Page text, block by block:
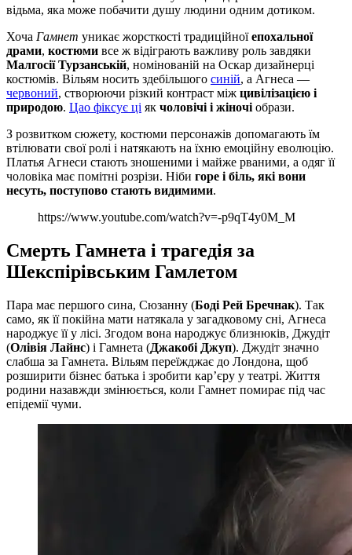
відьма, яка може побачити душу людини одним дотиком.
Хоча Гамнет уникає жорсткості традиційноїепохальної
драми, костюми все ж відіграють важливу роль завдяки
Малгосії Турзанській, номінованій на Оскар дизайнерці
костюмів. Вільям носить здебільшого синій, а Агнеса —
червоний, створюючи різкий контраст між цивілізацією і
природою. Цао фіксує ці як чоловічі і жіночіобрази.
З розвитком сюжету, костюми персонажів допомагають їм
втілювати свої ролі і натякають на їхню емоційну еволюцію.
Платья Агнеси стають зношеними і майже рваними, а одяг її
чоловіка має помітні розрізи. Ніби горе і біль, які вони
несуть, поступово стають видимими.
https://www.youtube.com/watch?v=-p9qT4y0M_M
Смерть Гамнета і трагедія за
Шекспірівським Гамлетом
Пара має першого сина, Сюзанну (Боді Рей Бречнак). Так
само, як її покійна мати натякала у загадковому сні, Агнеса
народжує її у лісі. Згодом вона народжує близнюків, Джудіт
(Олівія Лайнс) і Гамнета (Джакобі Джуп). Джудіт значно
слабша за Гамнета. Вільям переїжджає до Лондона, щоб
розширити бізнес батька і зробити кар’єру у театрі. Життя
родини назавжди змінюється, коли Гамнет помирає під час
епідемії чуми.